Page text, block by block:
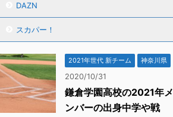
DAZN
スカパー！
2021年世代 新チーム 神奈川県
2020/10/31
鎌倉学園高校の2021年メ
ンバーの出身中学や戦